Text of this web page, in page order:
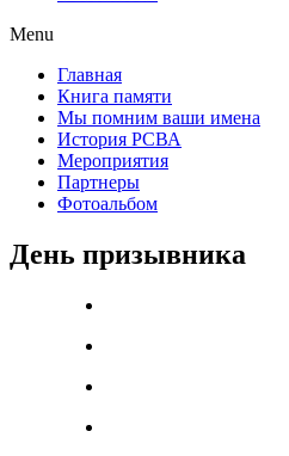
Menu
Главная
Книга памяти
Мы помним ваши имена
История РСВА
Мероприятия
Партнеры
Фотоальбом
День призывника